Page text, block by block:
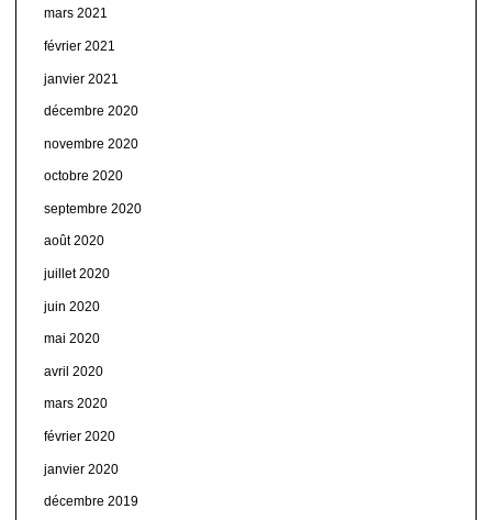
mars 2021
février 2021
janvier 2021
décembre 2020
novembre 2020
octobre 2020
septembre 2020
août 2020
juillet 2020
juin 2020
mai 2020
avril 2020
mars 2020
février 2020
janvier 2020
décembre 2019